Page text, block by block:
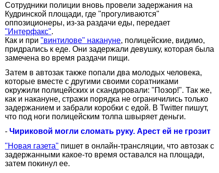
Сотрудники полиции вновь провели задержания на
Кудринской площади, где "прогуливаются"
оппозиционеры, из-за раздачи еды, передает
"Интерфакс".
Как и при "винтилове" накануне, полицейские, видимо,
придрались к еде. Они задержали девушку, которая была
замечена во время раздачи пищи.
Затем в автозак также попали два молодых человека,
которые вместе с другими своими соратниками
окружили полицейских и скандировали: "Позор!". Так же,
как и накануне, стражи порядка не ограничились только
задержанием и забрали коробки с едой. В Twitter пишут,
что под ноги полицейским толпа швыряет деньги.
- Чириковой могли сломать руку. Арест ей не грозит
"Новая газета" пишет в онлайн-трансляции, что автозак с
задержанными какое-то время оставался на площади,
затем покинул ее.